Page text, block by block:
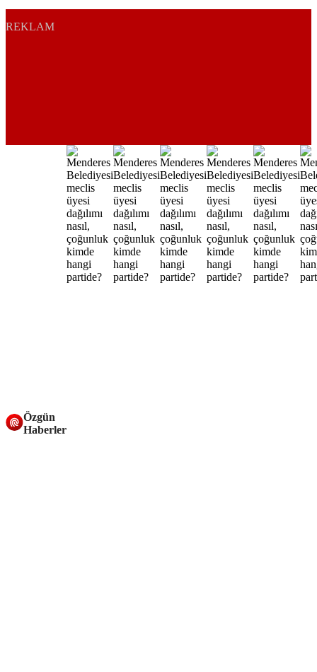
REKLAM
Özgün
Haberler